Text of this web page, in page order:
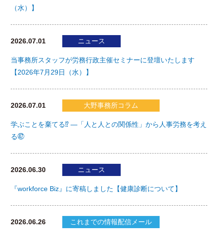
（水）】
2026.07.01 ニュース
当事務所スタッフが労務行政主催セミナーに登壇いたします
【2026年7月29日（水）】
2026.07.01 大野事務所コラム
学ぶことを棄てる⁉ ―「人と人との関係性」から人事労務を考え
る㊼
2026.06.30 ニュース
『workforce Biz』に寄稿しました【健康診断について】
2026.06.26 これまでの情報配信メール